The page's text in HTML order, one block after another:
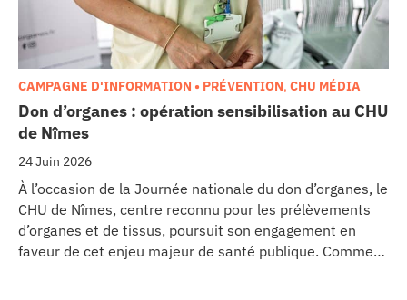
Don d’organes : opération sensibilisation au CHU
de Nîmes
24 Juin 2026
CAMPAGNE D'INFORMATION • PRÉVENTION, CHU MÉDIA
À l’occasion de la Journée nationale du don d’organes, le
CHU de Nîmes, centre reconnu pour les prélèvements
d’organes et de tissus, poursuit son engagement en
faveur de cet enjeu majeur de santé publique. Comme